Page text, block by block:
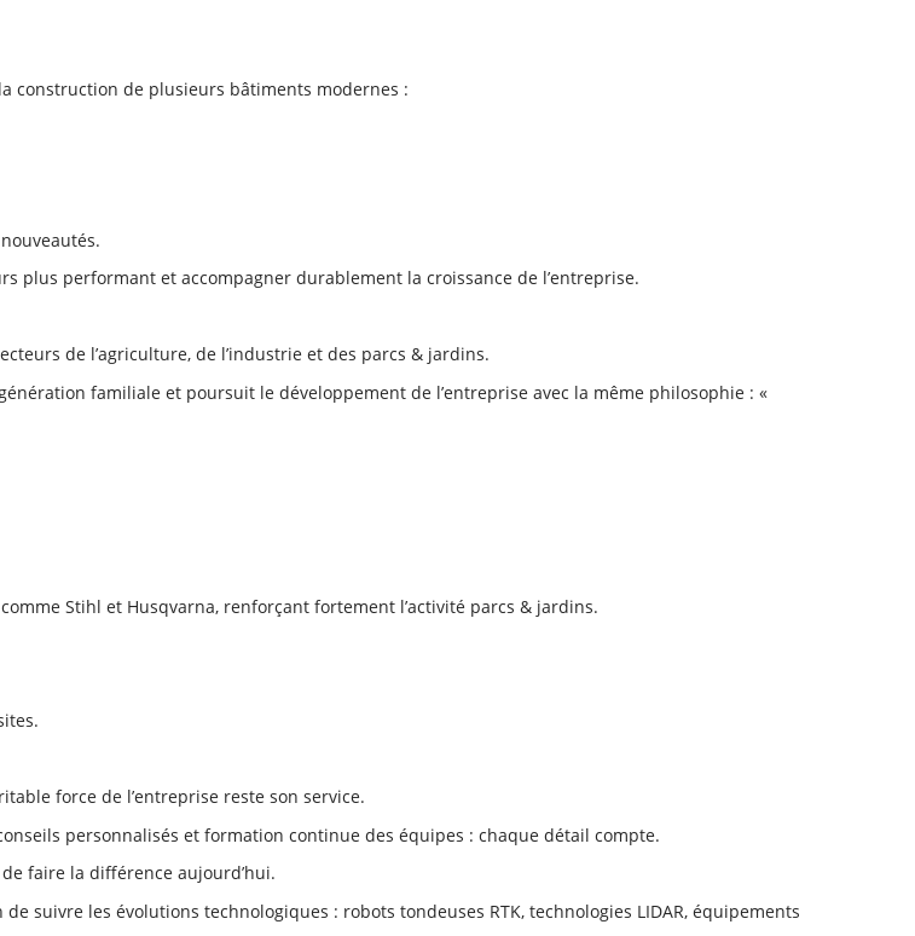
construction de plusieurs bâtiments modernes :
plus performant et accompagner durablement la croissance de l’entreprise.
de l’agriculture, de l’industrie et des parcs & jardins.
familiale et poursuit le développement de l’entreprise avec la même philosophie : «
Stihl et Husqvarna, renforçant fortement l’activité parcs & jardins.
force de l’entreprise reste son service.
personnalisés et formation continue des équipes : chaque détail compte.
faire la différence aujourd’hui.
suivre les évolutions technologiques : robots tondeuses RTK, technologies LIDAR, équipements